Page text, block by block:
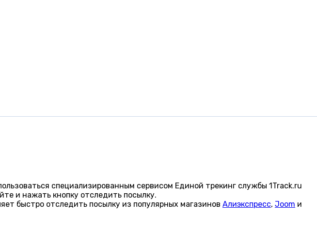
специализированным сервисом Единой трекинг службы 1Track.ru
и нажать кнопку отследить посылку.
быстро отследить посылку из популярных магазинов Алиэкспресс, Joom и